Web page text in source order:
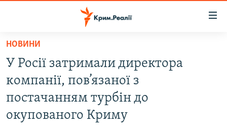
Перейти
основного
матеріалу
до
основної
НОВИНИ
У Росії затримали директора
компанії, пов’язаної з
постачанням турбін до
окупованого Криму